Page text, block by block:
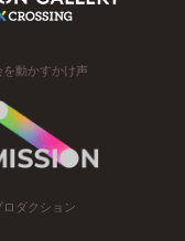
を動かすかけ声
ロダクション